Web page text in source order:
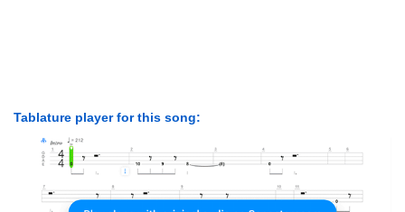
Tablature player for this song: